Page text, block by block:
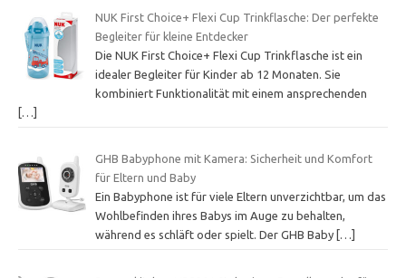
NUK First Choice+ Flexi Cup Trinkflasche: Der perfekte
Begleiter für kleine Entdecker
Die NUK First Choice+ Flexi Cup Trinkflasche ist ein
idealer Begleiter für Kinder ab 12 Monaten. Sie
kombiniert Funktionalität mit einem ansprechenden
[…]
GHB Babyphone mit Kamera: Sicherheit und Komfort
für Eltern und Baby
Ein Babyphone ist für viele Eltern unverzichtbar, um das
Wohlbefinden ihres Babys im Auge zu behalten,
während es schläft oder spielt. Der GHB Baby […]